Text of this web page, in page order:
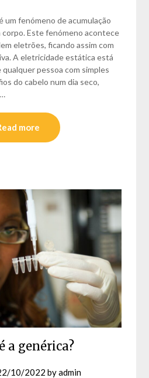
fenómeno de acumulação
corpo. Este fenómeno acontece
eletrões, ficando assim com
A eletricidade estática está
pessoa com simples
do cabelo num dia seco,
more
a genérica?
10/2022 byadmin